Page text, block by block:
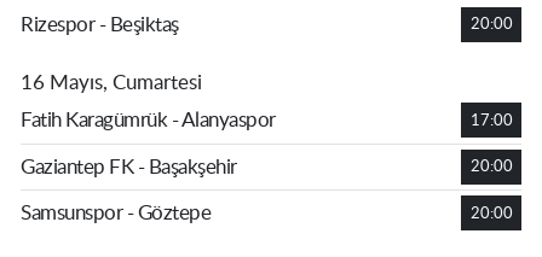
Rizespor - Beşiktaş
20:00
16 Mayıs, Cumartesi
Fatih Karagümrük - Alanyaspor
17:00
Gaziantep FK - Başakşehir 20:00
Samsunspor - Göztepe 20:00